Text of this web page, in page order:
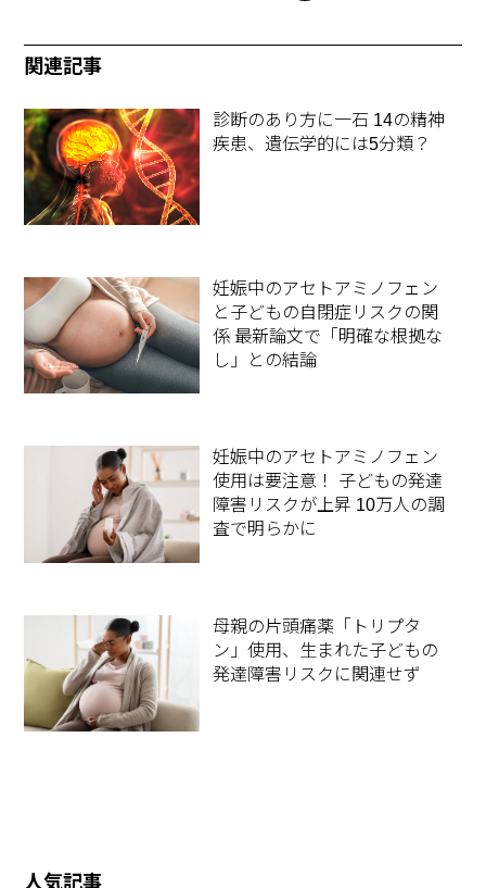
関連記事
診断のあり方に一石 14の精神
疾患、遺伝学的には5分類？
妊娠中のアセトアミノフェン
と子どもの自閉症リスクの関
係 最新論文で「明確な根拠な
し」との結論
妊娠中のアセトアミノフェン
使用は要注意！ 子どもの発達
障害リスクが上昇 10万人の調
査で明らかに
母親の片頭痛薬「トリプタ
ン」使用、生まれた子どもの
発達障害リスクに関連せず
人気記事